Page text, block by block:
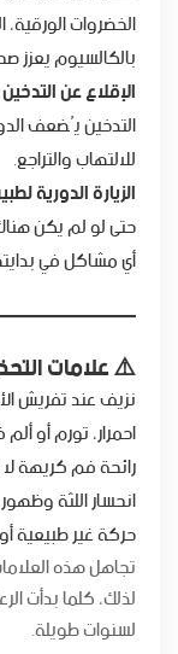
الخضروات
بالكالسيوم يعزز
الإقلاع عن التدخين
التدخين يُضعف
للالتهاب والتراجع.
الزيارة الدورية
حتى لو لم يكن
أي مشاكل في
⚠️ علامات
نزيف عند تفريش
احمرار، تورم أو
رائحة فم كريهة
انحسار اللثة
حركة غير طبيعية
تجاهل هذه
لذلك، كلما بدأت
لسنوات طويلة.